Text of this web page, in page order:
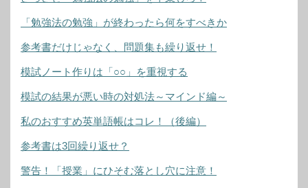
「勉強法の勉強」が終わったら何をすべきか
参考書だけじゃなく、問題集も繰り返せ！
模試ノート作りは「○○」を重視する
模試の結果が悪い時の対処法～マインド編～
私のおすすめ英単語帳はコレ！（後編）
参考書は3回繰り返せ？
警告！「授業」にひそむ落とし穴に注意！